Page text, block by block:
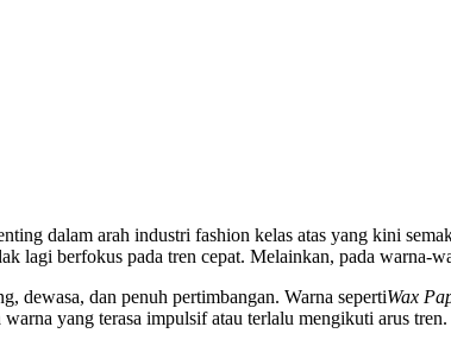
dalam arah industri fashion kelas atas yang kini
lagi berfokus pada tren cepat. Melainkan, pada warna-
dewasa, dan penuh pertimbangan. Warna sepertiWax
yang terasa impulsif atau terlalu mengikuti arus